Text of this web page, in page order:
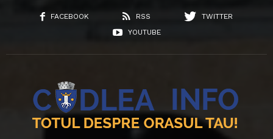
FACEBOOK RSS
TWITTER
YOUTUBE